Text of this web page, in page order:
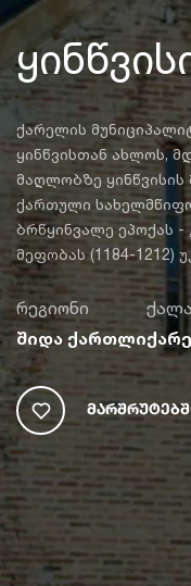
ქარელის
ყინწვისთან ახლოს,
მაღლობზე
ქართული
ბრწყინვალე ეპოქას
მეფობას (1184-1212)
რეგიონი
შიდა ქართლი